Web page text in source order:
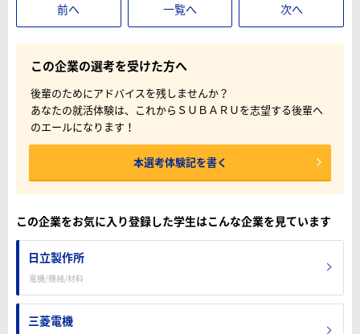
前へ 一覧へ 次へ
この企業の選考を受けた方へ
後輩のためにアドバイスを残しませんか？
あなたの就活体験は、これからＳＵＢＡＲＵを志望する後輩へ
のエールになります！
本選考体験記を書く
この企業をお気に入り登録した学生はこんな企業を見ています
日立製作所
電機/機械/材料
三菱電機